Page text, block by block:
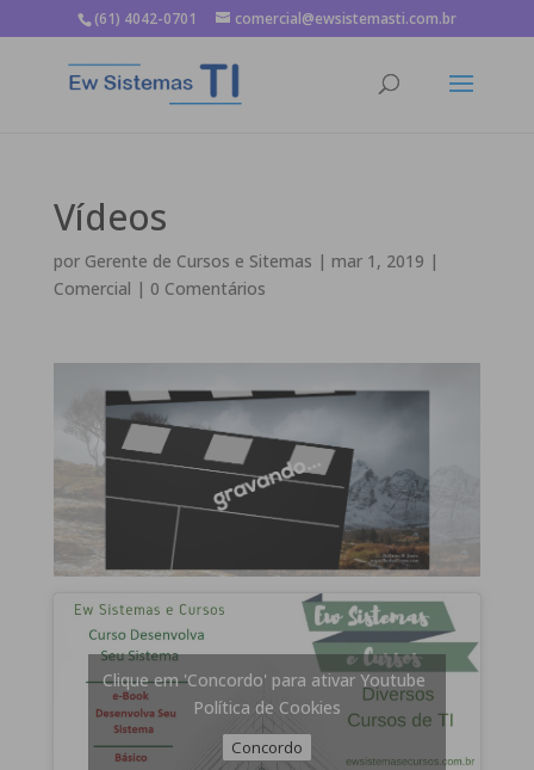
(61) 4042-0701 comercial@ewsistemasti.com.br
Vídeos
por Gerente de Cursos e Sitemas | mar 1, 2019 |
Comercial | 0 Comentários
Clique em 'Concordo' para ativar Youtube
Política de Cookies
Concordo